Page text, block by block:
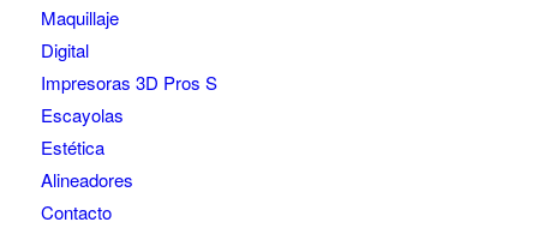
Maquillaje
Digital
Impresoras 3D Pros S
Escayolas
Estética
Alineadores
Contacto